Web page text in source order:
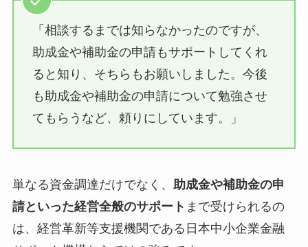
「相談するまでは知らなかったのですが、
助成金や補助金の申請もサポートしてくれ
ると知り、そちらもお願いしました。今後
も助成金や補助金の申請について勉強させ
てもらうなど、頼りにしています。」
単なる資金調達だけでなく、 助成金や補助金の申
請といった経営全般のサポート まで受けられるの
は、経営革新等支援機関である日本中小企業金融